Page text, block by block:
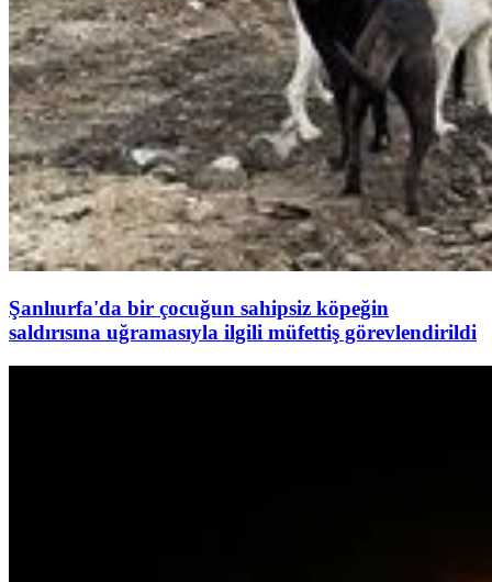
Şanlıurfa'da bir çocuğun sahipsiz köpeğin
saldırısına uğramasıyla ilgili müfettiş görevlendirildi